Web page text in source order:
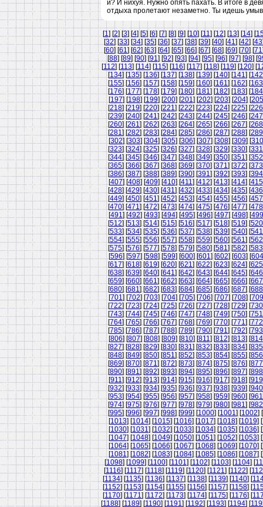
и? И нихуя. Нужно опять пахать. В итоге в
отдыха пролетают незаметно. Ты идешь
[1] [2] [3] [4] [5] [6] [7] [8] [9] [10] [11] [12] [13] [14] [
[32] [33] [34] [35] [36] [37] [38] [39] [40] [41] [42] [43
[60] [61] [62] [63] [64] [65] [66] [67] [68] [69] [70] [71
[88] [89] [90] [91] [92] [93] [94] [95] [96] [97] [98] [
[112] [113] [114] [115] [116] [117] [118] [119] [120] [
[134] [135] [136] [137] [138] [139] [140] [141] [142
[155] [156] [157] [158] [159] [160] [161] [162] [163
[176] [177] [178] [179] [180] [181] [182] [183] [184
[197] [198] [199] [200] [201] [202] [203] [204] [205
[218] [219] [220] [221] [222] [223] [224] [225] [226
[239] [240] [241] [242] [243] [244] [245] [246] [247
[260] [261] [262] [263] [264] [265] [266] [267] [268
[281] [282] [283] [284] [285] [286] [287] [288] [289
[302] [303] [304] [305] [306] [307] [308] [309] [310
[323] [324] [325] [326] [327] [328] [329] [330] [331
[344] [345] [346] [347] [348] [349] [350] [351] [352
[365] [366] [367] [368] [369] [370] [371] [372] [373
[386] [387] [388] [389] [390] [391] [392] [393] [394
[407] [408] [409] [410] [411] [412] [413] [414] [415
[428] [429] [430] [431] [432] [433] [434] [435] [436
[449] [450] [451] [452] [453] [454] [455] [456] [457
[470] [471] [472] [473] [474] [475] [476] [477] [478
[491] [492] [493] [494] [495] [496] [497] [498] [499
[512] [513] [514] [515] [516] [517] [518] [519] [520
[533] [534] [535] [536] [537] [538] [539] [540] [541
[554] [555] [556] [557] [558] [559] [560] [561] [562
[575] [576] [577] [578] [579] [580] [581] [582] [583
[596] [597] [598] [599] [600] [601] [602] [603] [604
[617] [618] [619] [620] [621] [622] [623] [624] [625
[638] [639] [640] [641] [642] [643] [644] [645] [646
[659] [660] [661] [662] [663] [664] [665] [666] [667
[680] [681] [682] [683] [684] [685] [686] [687] [688
[701] [702] [703] [704] [705] [706] [707] [708] [709
[722] [723] [724] [725] [726] [727] [728] [729] [730
[743] [744] [745] [746] [747] [748] [749] [750] [751
[764] [765] [766] [767] [768] [769] [770] [771] [772
[785] [786] [787] [788] [789] [790] [791] [792] [793
[806] [807] [808] [809] [810] [811] [812] [813] [814
[827] [828] [829] [830] [831] [832] [833] [834] [835
[848] [849] [850] [851] [852] [853] [854] [855] [856
[869] [870] [871] [872] [873] [874] [875] [876] [877
[890] [891] [892] [893] [894] [895] [896] [897] [898
[911] [912] [913] [914] [915] [916] [917] [918] [919
[932] [933] [934] [935] [936] [937] [938] [939] [940
[953] [954] [955] [956] [957] [958] [959] [960] [961
[974] [975] [976] [977] [978] [979] [980] [981] [982
[995] [996] [997] [998] [999] [1000] [1001] [1002] [
[1013] [1014] [1015] [1016] [1017] [1018] [1019] [
[1030] [1031] [1032] [1033] [1034] [1035] [1036] [
[1047] [1048] [1049] [1050] [1051] [1052] [1053] [
[1064] [1065] [1066] [1067] [1068] [1069] [1070] [
[1081] [1082] [1083] [1084] [1085] [1086] [1087] [
[1098] [1099] [1100] [1101] [1102] [1103] [1104] [
[1116] [1117] [1118] [1119] [1120] [1121] [1122] [
[1134] [1135] [1136] [1137] [1138] [1139] [1140] [
[1152] [1153] [1154] [1155] [1156] [1157] [1158] [
[1170] [1171] [1172] [1173] [1174] [1175] [1176] [
[1188] [1189] [1190] [1191] [1192] [1193] [1194] [